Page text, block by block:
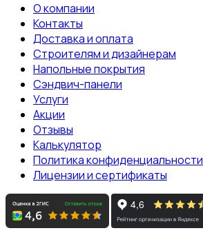
О компании
Контакты
Доставка и оплата
Строителям и дизайнерам
Напольные покрытия
Сэндвич-панели
Услуги
Акции
Отзывы
Калькулятор
Политика конфиденциальности
Лицензии и сертификаты